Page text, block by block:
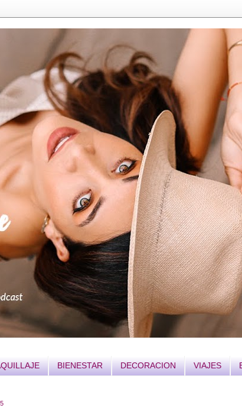
BIENESTAR DECORACION VIAJES